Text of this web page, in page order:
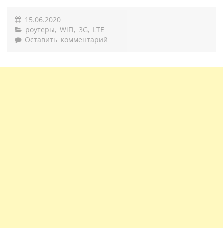
15.06.2020
роутеры, WiFi, 3G, LTE
Оставить комментарий